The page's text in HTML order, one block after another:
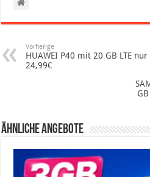
Vorherige
HUAWEI P40 mit 20 GB LTE nur
24,99€
Ähnliche Angebote